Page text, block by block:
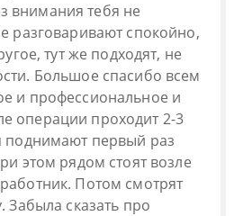
внимания тебя не
разговаривают спокойно,
тут же подходят, не
Большое спасибо всем
и профессиональное и
операции проходит 2-3
поднимают первый раз
этом рядом стоят возле
Потом смотрят
Забыла сказать про